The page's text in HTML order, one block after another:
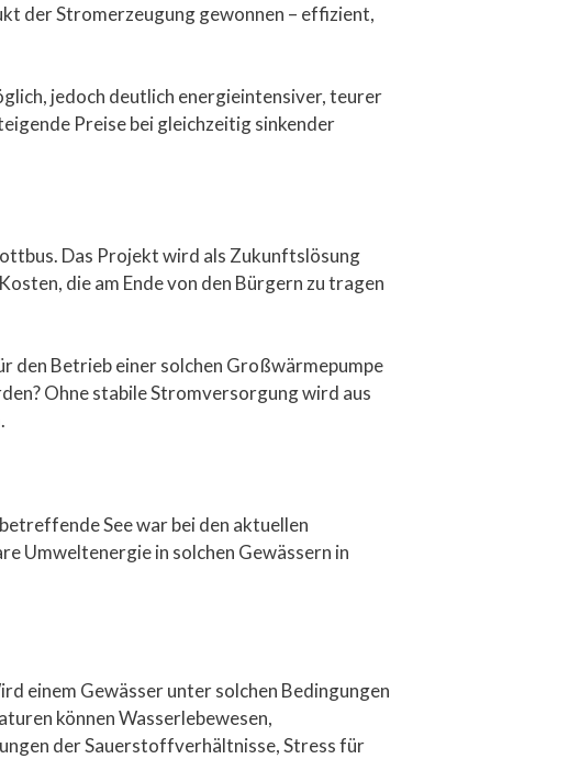
der Stromerzeugung gewonnen – effizient,
jedoch deutlich energieintensiver, teurer
Preise bei gleichzeitig sinkender
Das Projekt wird als Zukunftslösung
die am Ende von den Bürgern zu tragen
den Betrieb einer solchen Großwärmepumpe
Ohne stabile Stromversorgung wird aus
See war bei den aktuellen
Umweltenergie in solchen Gewässern in
einem Gewässer unter solchen Bedingungen
können Wasserlebewesen,
der Sauerstoffverhältnisse, Stress für